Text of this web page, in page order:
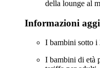
della lounge al
Informazioni
I bambini sotto i
I bambini di età